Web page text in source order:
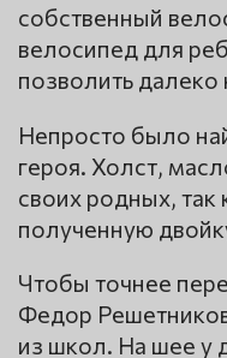
собственный
велосипед для
позволить далеко
Непросто было
героя. Холст,
своих родных, так
полученную
Чтобы точнее
Федор
из школ. На шее у